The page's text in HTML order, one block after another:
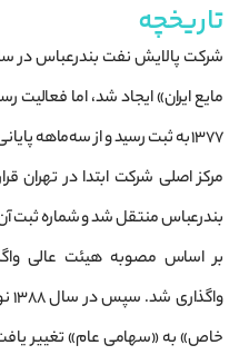
تاریخچه
۱۳۷۷ به ثبت رسید و از سه‌ماهه پایانی همان سال عملیات مالی خود را آغاز کرد.
بر اساس مصوبه هیئت عالی